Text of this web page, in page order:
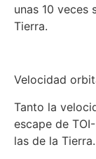
unas 10 veces
Tierra.
Velocidad
Tanto la
escape de
las de la Tierra.